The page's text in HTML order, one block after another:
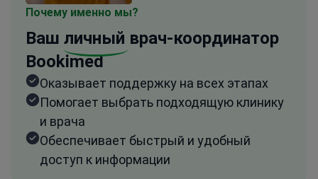
Почему именно мы?
Ваш личный врач-координатор
Bookimed
Оказывает поддержку на всех этапах
Помогает выбрать подходящую клинику
и врача
Обеспечивает быстрый и удобный
доступ к информации